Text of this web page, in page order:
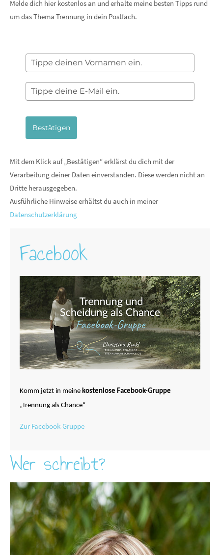
Melde dich hier kostenlos an und erhalte meine besten Tipps rund
um das Thema Trennung in dein Postfach.
Bestätigen
Mit dem Klick auf „Bestätigen“ erklärst du dich mit der
Verarbeitung deiner Daten einverstanden. Diese werden nicht an
Dritte herausgegeben.
Ausführliche Hinweise erhältst du auch in meiner
Datenschutzerklärung
Facebook
Komm jetzt in meinekostenlose Facebook-Gruppe
„Trennung als Chance“
Zur Facebook-Gruppe
Wer schreibt?